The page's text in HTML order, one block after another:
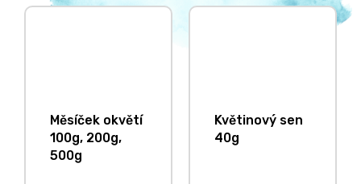
Měsíček okvětí
100g, 200g,
500g
Květinový sen
40g